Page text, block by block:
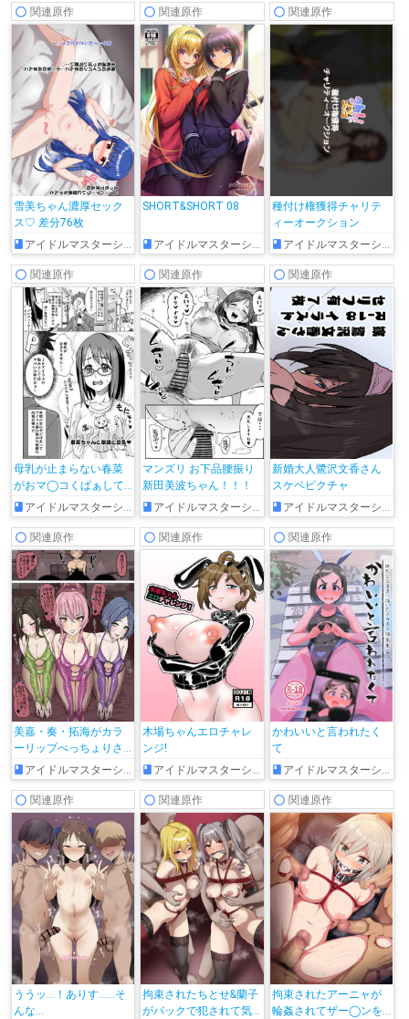
関連原作
雪美ちゃん濃厚セック
ス♡ 差分76枚
アイドルマスターシンデレラガールズ
関連原作
SHORT&SHORT 08
アイドルマスターシンデレラガールズ
関連原作
種付け権獲得チャリテ
ィーオークション
アイドルマスターシンデレラガールズ
関連原作
母乳が止まらない春菜
がおマ◯コくぱぁして
誘ってきて…♡
アイドルマスターシンデレラガールズ
関連原作
マンズリ お下品腰振り
新田美波ちゃん！！！
アイドルマスターシンデレラガールズ
関連原作
新婚大人鷺沢文香さん
スケベピクチャ
アイドルマスターシンデレラガールズ
関連原作
美嘉・奏・拓海がカラ
ーリップべっちょりさ
ーびす♥
アイドルマスターシンデレラガールズ
関連原作
木場ちゃんエロチャレ
ンジ!
アイドルマスターシンデレラガールズ
関連原作
かわいいと言われたく
て
アイドルマスターシンデレラガールズ
関連原作
ううッ…！ありす……そ
んな…
関連原作
拘束されたちとせ&蘭子
がバックで犯されて気
関連原作
拘束されたアーニャが
輪姦されてザー◯ンを